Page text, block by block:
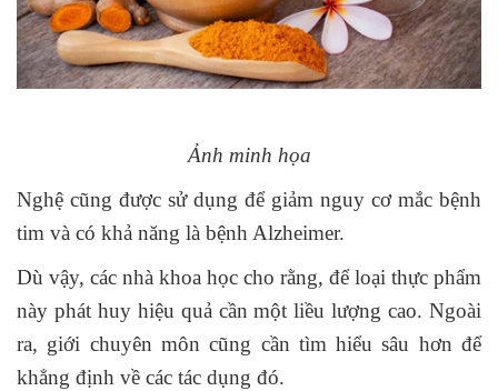
Ảnh minh họa
Nghệ cũng được sử dụng để giảm nguy cơ mắc bệnh
tim và có khả năng là bệnh Alzheimer.
Dù vậy, các nhà khoa học cho rằng, để loại thực phẩm
này phát huy hiệu quả cần một liều lượng cao. Ngoài
ra, giới chuyên môn cũng cần tìm hiểu sâu hơn để
khẳng định về các tác dụng đó.